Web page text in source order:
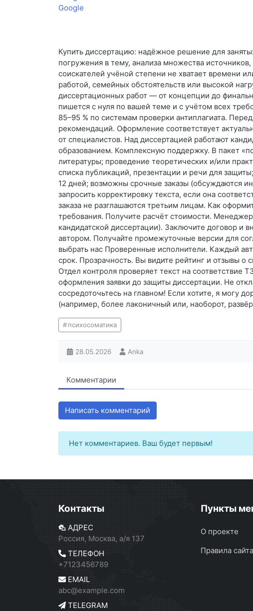
Google
Купить диссертацию: надёжное решение для
погружения в тему, анализа множества
соискателей учёной степени не хватает времени
работой, семейных обстоятельств или высокой
диссертационных работ — от концепции до
пишется с нуля по вашей теме и с учётом всех
85–95 % по системам проверки антиплагиата.
рекомендаций. Оформление соответствует
от специалистов. Над диссертацией работают
образованием. Комплексную поддержку. В пакет
литературы; проведение теоретических и/или
списка публикаций, презентации и речи для
12 дней; возможны срочные заказы (обсуждаются
запросить корректировку текста, если она
заказа не разглашаются третьим лицам. Как
требования. Получите расчёт стоимости.
кандидатской диссертации). Заключите договор и
автором. Получайте промежуточные версии для
выбрать нас Проверенные исполнители. Каждый
срок. Прозрачность. Вы видите рейтинг и отзывы о
Отдел контроля проверяет текст на
оформления заявки до защиты диссертации. Не
сосредоточьтесь на главном! Если хотите, я могу
(например, более лаконичный или, наоборот,
психосоматика
28.05.2026 Anka
Комментарии
Написать комментарий
Нет комментариев. Ваш будет первым!
Контакты
АДРЕС
Россия, Москва, а/я 137
ТЕЛЕФОН
+7123456789
EMAIL
abc@example.com
TELEGRAM
Пункты
О проекте
Правила сайта